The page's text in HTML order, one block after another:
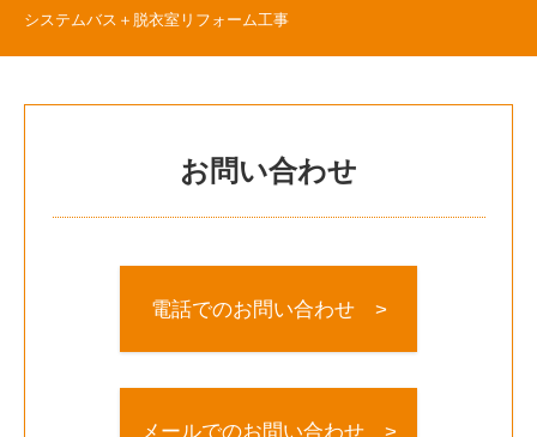
システムバス＋脱衣室リフォーム工事
お問い合わせ
電話でのお問い合わせ >
メールでのお問い合わせ >